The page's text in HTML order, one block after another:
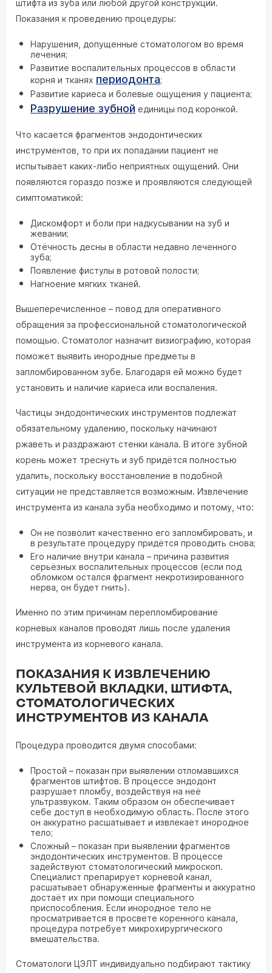
штифта из зуба или любой другой конструкции.
Показания к проведению процедуры:
Нарушения, допущенные стоматологом во время
лечения;
Развитие воспалительных процессов в области
корня и тканях периодонта;
Развитие кариеса и болевые ощущения у пациента;
Разрушение зубной единицы под коронкой.
Что касается фрагментов эндодонтических
инструментов, то при их попадании пациент не
испытывает каких-либо неприятных ощущений. Они
появляются гораздо позже и проявляются следующей
симптоматикой:
Дискомфорт и боли при надкусывании на зуб и
жевании;
Отёчность десны в области недавно леченного
зуба;
Появление фистулы в ротовой полости;
Нагноение мягких тканей.
Вышеперечисленное – повод для оперативного
обращения за профессиональной стоматологической
помощью. Стоматолог назначит визиографию, которая
поможет выявить инородные предметы в
запломбированном зубе. Благодаря ей можно будет
установить и наличие кариеса или воспаления.
Частицы эндодонтических инструментов подлежат
обязательному удалению, поскольку начинают
ржаветь и раздражают стенки канала. В итоге зубной
корень может треснуть и зуб придётся полностью
удалить, поскольку восстановление в подобной
ситуации не представляется возможным. Извлечение
инструмента из канала зуба необходимо и потому, что:
Он не позволит качественно его запломбировать, и
в результате процедуру придётся проводить снова;
Его наличие внутри канала – причина развития
серьёзных воспалительных процессов (если под
обломком остался фрагмент некротизированного
нерва, он будет гнить).
Именно по этим причинам перепломбирование
корневых каналов проводят лишь после удаления
инструмента из корневого канала.
ПОКАЗАНИЯ К ИЗВЛЕЧЕНИЮ
КУЛЬТЕВОЙ ВКЛАДКИ, ШТИФТА,
СТОМАТОЛОГИЧЕСКИХ
ИНСТРУМЕНТОВ ИЗ КАНАЛА
Процедура проводится двумя способами:
Простой – показан при выявлении отломавшихся
фрагментов штифтов. В процессе эндодонт
разрушает пломбу, воздействуя на неё
ультразвуком. Таким образом он обеспечивает
себе доступ в необходимую область. После этого
он аккуратно расшатывает и извлекает инородное
тело;
Сложный – показан при выявлении фрагментов
эндодонтических инструментов. В процессе
задействуют стоматологический микроскоп.
Специалист препарирует корневой канал,
расшатывает обнаруженные фрагменты и аккуратно
достаёт их при помощи специального
приспособления. Если инородное тело не
просматривается в просвете коренного канала,
процедура потребует микрохирургического
вмешательства.
Стоматологи ЦЭЛТ индивидуально подбирают тактику